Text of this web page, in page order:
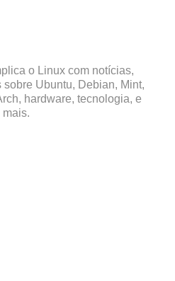
o Linux com notícias,
Ubuntu, Debian, Mint,
hardware, tecnologia, e
mais.